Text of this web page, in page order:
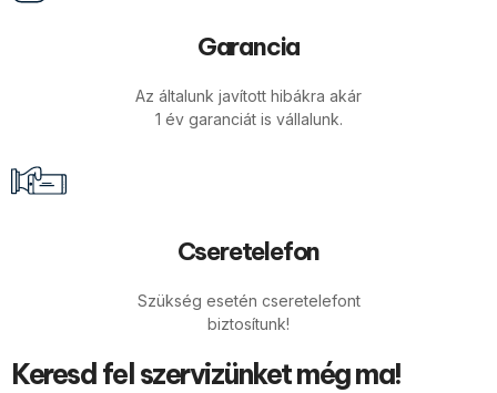
Garancia
Az általunk javított hibákra akár
1 év garanciát is vállalunk.
Cseretelefon
Szükség esetén cseretelefont
biztosítunk!
Keresd fel szervizünket még ma!